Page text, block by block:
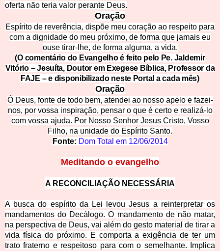
oferta não teria valor perante Deus.
Oração
Espírito de reverência, dispõe meu coração ao respeito para
com a dignidade do meu próximo, de forma que jamais eu
ouse tirar-lhe, de forma alguma, a vida.
(O comentário do Evangelho é feito pelo Pe. Jaldemir
Vitório – Jesuíta, Doutor em Exegese Bíblica, Professor da
FAJE – e disponibilizado neste Portal a cada mês)
Oração
Ó Deus, fonte de todo bem, atendei ao nosso apelo e fazei-
nos, por vossa inspiração, pensar o que é certo e realizá-lo
com vossa ajuda. Por Nosso Senhor Jesus Cristo, Vosso
Filho, na unidade do Espírito Santo.
Fonte: Dom Total em 12/06/2014
Meditando o evangelho
A RECONCILIAÇÃO NECESSÁRIA
A busca do espírito da Lei levou Jesus a reinterpretar os
mandamentos do Decálogo. O mandamento de não matar,
na perspectiva de Deus, vai além do gesto material de tirar a
vida física do próximo. E comportaa exigência de ter um
trato fraterno e respeitoso para com o semelhante. Implica